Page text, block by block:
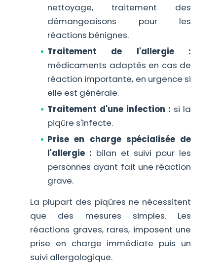
nettoyage, traitement des
démangeaisons pour les
réactions bénignes.
Traitement de l'allergie :
médicaments adaptés en cas de
réaction importante, en urgence si
elle est générale.
Traitement d'une infection : si la
piqûre s'infecte.
Prise en charge spécialisée de
l'allergie : bilan et suivi pour les
personnes ayant fait une réaction
grave.
La plupart des piqûres ne nécessitent
que des mesures simples. Les
réactions graves, rares, imposent une
prise en charge immédiate puis un
suivi allergologique.